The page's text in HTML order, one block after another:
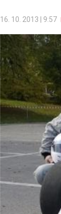
16. 10. 2013 | 9:57